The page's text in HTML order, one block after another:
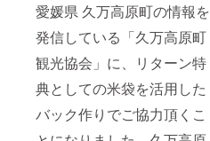
愛媛県 久万高原町の情報を
発信している「久万高原町
観光協会」に、リターン特
典としての米袋を活用した
バック作りでご協力頂くこ